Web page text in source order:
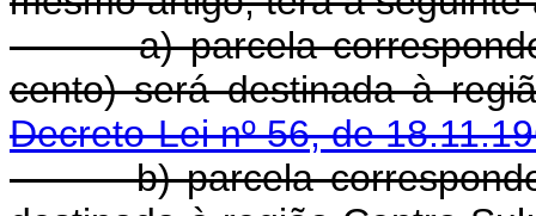
a) parcela
cento) será destinada
Decreto-Lei nº 56, de
b) parcela